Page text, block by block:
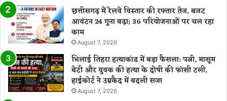
र
छत्तीसगढ़ में रेलवे विस्तार की रफ्तार तेज, बजट
आवंटन 24 गुना बढ़ा; 36 परियोजनाओं पर चल रहा
काम
August 7, 2026
भिलाई तिहरा हत्याकांड में बड़ा फैसला: पत्नी, मासूम
बेटी और युवक की हत्या के दोषी की फांसी टली,
हाईकोर्ट ने उम्रकैद में बदली सजा
August 7, 2026